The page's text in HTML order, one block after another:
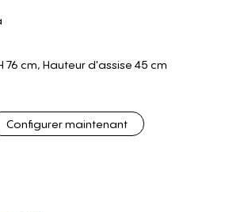
76 cm, Hauteur d'assise 45 cm
Configurer maintenant